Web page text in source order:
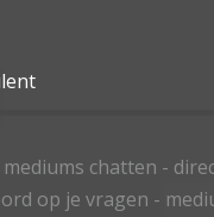
chatten -
op je vragen -